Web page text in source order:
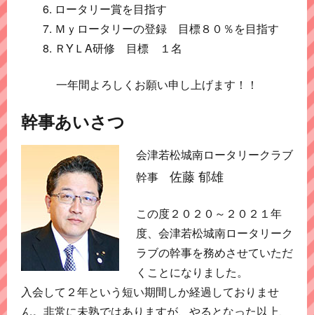
ロータリー賞を目指す
Ｍｙロータリーの登録 目標８０％を目指す
ＲYＬA研修 目標 １名
一年間よろしくお願い申し上げます！！
幹事あいさつ
会津若松城南ロータリークラブ
幹事 佐藤 郁雄
この度２０２０～２０２１年
度、会津若松城南ロータリーク
ラブの幹事を務めさせていただ
くことになりました。
入会して２年という短い期間しか経過しておりませ
ん。非常に未熟ではありますが、やるとなった以上、